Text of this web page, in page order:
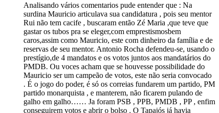
Analisando vários comentarios pude entender que : Na
surdina Mauricio articulava sua candidatura , pois seu mentor
Rui não tem cacife , buscaram então Zé Maria ,que teve que
gastar os tubos pra se eleger,com emprestismosbem
caros,assim como Mauricio, este com dinheiro da família e de
reservas de seu mentor. Antonio Rocha defendeu-se, usando o
prestígio,de 4 mandatos e os votos juntos aos mandatários do
PMDB. Ou voces acham que se houvesse possibilidade do
Mauricio ser um campeão de votos, este não seria convocado
. É o jogo do poder, é só os correias fundarem um partido, PM
partido monarquista , e manterem, não ficarem pulando de
galho em galho…… Ja foram PSB , PPB, PMDB , PP , enfim
conseguirem votos e abrir o bolso . O Tapajós já havia